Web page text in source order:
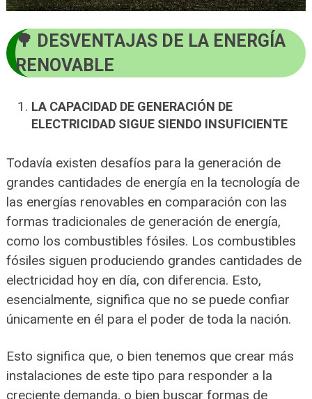
DESVENTAJAS DE LA ENERGÍA
RENOVABLE
LA CAPACIDAD DE GENERACIÓN DE
ELECTRICIDAD SIGUE SIENDO INSUFICIENTE
Todavía existen desafíos para la generación de
grandes cantidades de energía en la tecnología de
las energías renovables en comparación con las
formas tradicionales de generación de energía,
como los combustibles fósiles. Los combustibles
fósiles siguen produciendo grandes cantidades de
electricidad hoy en día, con diferencia. Esto,
esencialmente, significa que no se puede confiar
únicamente en él para el poder de toda la nación.
Esto significa que, o bien tenemos que crear más
instalaciones de este tipo para responder a la
creciente demanda, o bien buscar formas de